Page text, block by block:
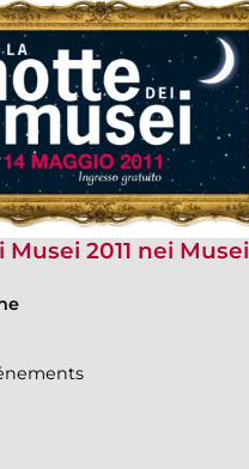
2011 nei Musei